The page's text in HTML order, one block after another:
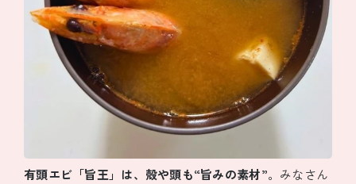
有頭エビ「旨王」は、殻や頭も“旨みの素材”。みなさん